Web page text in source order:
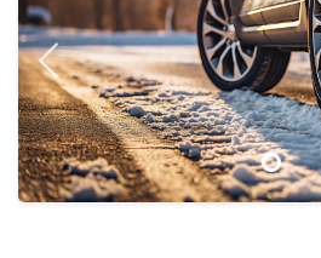
Previous